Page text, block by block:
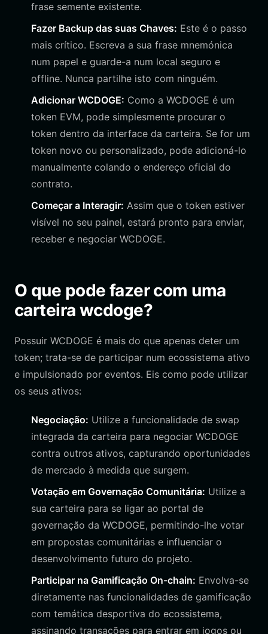
frase semente existente.
Fazer Backup das suas Chaves: Este é o passo
mais crítico. Escreva a sua frase mnemónica
num papel e guarde-a num local seguro e
offline. Nunca partilhe isto com ninguém.
Adicionar WCDOGE: Como a WCDOGE é um
token EVM, pode simplesmente procurar o
token dentro da interface da carteira. Se for um
token novo ou personalizado, pode adicioná-lo
manualmente colando o endereço oficial do
contrato.
Começar a Interagir: Assim que o token estiver
visível no seu painel, estará pronto para enviar,
receber e negociar WCDOGE.
O que pode fazer com uma
carteira wcdoge?
Possuir WCDOGE é mais do que apenas deter um
token; trata-se de participar num ecossistema ativo
e impulsionado por eventos. Eis como pode utilizar
os seus ativos:
Negociação: Utilize a funcionalidade de swap
integrada da carteira para negociar WCDOGE
contra outros ativos, capturando oportunidades
de mercado à medida que surgem.
Votação em Governação Comunitária: Utilize a
sua carteira para se ligar ao portal de
governação da WCDOGE, permitindo-lhe votar
em propostas comunitárias e influenciar o
desenvolvimento futuro do projeto.
Participar na Gamificação On-chain: Envolva-se
diretamente nas funcionalidades de gamificação
com temática desportiva do ecossistema,
assinando transações para entrar em jogos ou